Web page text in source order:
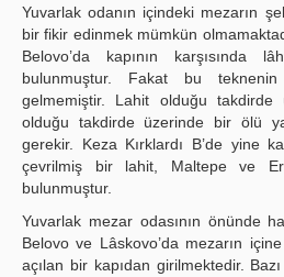
Yuvarlak odanın içindeki mezarın
bir fikir edinmek mümkün
Belovo’da kapının karşısında
bulunmuştur. Fakat bu
gelmemiştir. Lahit olduğu
olduğu takdirde üzerinde bir ölü
gerekir. Keza Kırklardı B’de yine
çevrilmiş bir lahit, Maltepe ve
bulunmuştur.
Yuvarlak mezar odasının önünde
Belovo ve Lâskovo’da mezarın
açılan bir kapıdan girilmektedir.